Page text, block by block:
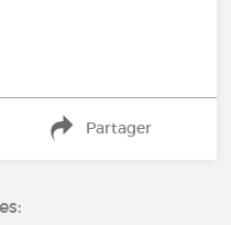
Partager